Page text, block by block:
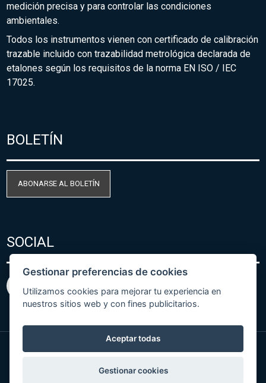
medición precisa y para controlar las condiciones
ambientales.
Todos los instrumentos vienen con certificado de calibración
trazable incluido con trazabilidad metrológica declarada de
etalones según los requisitos de la norma EN ISO / IEC
17025.
BOLETÍN
ABONARSE AL BOLETÍN
SOCIAL
bySpaneco
Gestionar preferencias de cookies
Utilizamos cookies para mejorar tu experiencia en
nuestros sitios web y con fines publicitarios.
Aceptar todas
Gestionar cookies